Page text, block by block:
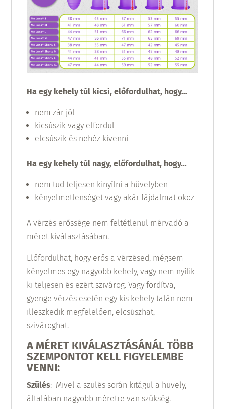
Ha egy kehely túl kicsi, előfordulhat, hogy…
nem zár jól
kicsúszik vagy elfordul
elcsúszik és nehéz kivenni
Ha egy kehely túl nagy, előfordulhat, hogy…
nem tud teljesen kinyílni a hüvelyben
kényelmetlenséget vagy akár fájdalmat okoz
A vérzés erőssége nem feltétlenül mérvadó a
méret kiválasztásában.
Előfordulhat, hogy erős a vérzésed, mégsem
kényelmes egy nagyobb kehely, vagy nem nyílik
ki teljesen és ezért szivárog. Vagy fordítva,
gyenge vérzés esetén egy kis kehely talán nem
illeszkedik megfelelően, elcsúszhat,
szivároghat.
A MÉRET KIVÁLASZTÁSÁNÁL TÖBB
SZEMPONTOT KELL FIGYELEMBE
VENNI:
Szülés: Mivel a szülés során kitágul a hüvely,
általában nagyobb méretre van szükség.